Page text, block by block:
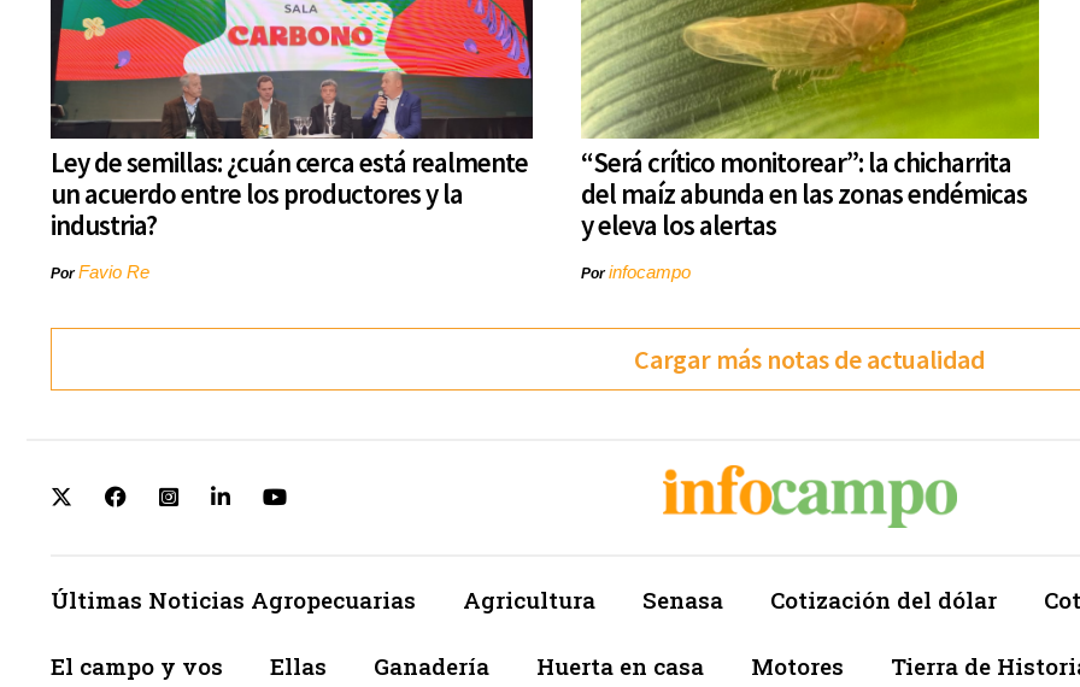
Ley de semillas: ¿cuán cerca está realmente
un acuerdo entre los productores y la
industria?
PorFavio Re
“Será crítico monitorear”: la chicharrita
del maíz abunda en las zonas endémicas
y eleva los alertas
Porinfocampo
Cargar más notas de actualidad
Últimas Noticias Agropecuarias Agricultura Senasa Cotización del dólar
El campo y vos Ellas Ganadería Huerta en casa Motores Tierra de